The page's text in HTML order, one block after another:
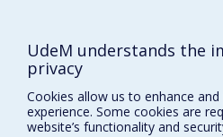
UdeM understands the
privacy
Cookies allow us to enhance
experience. Some cookies are
website’s functionality and